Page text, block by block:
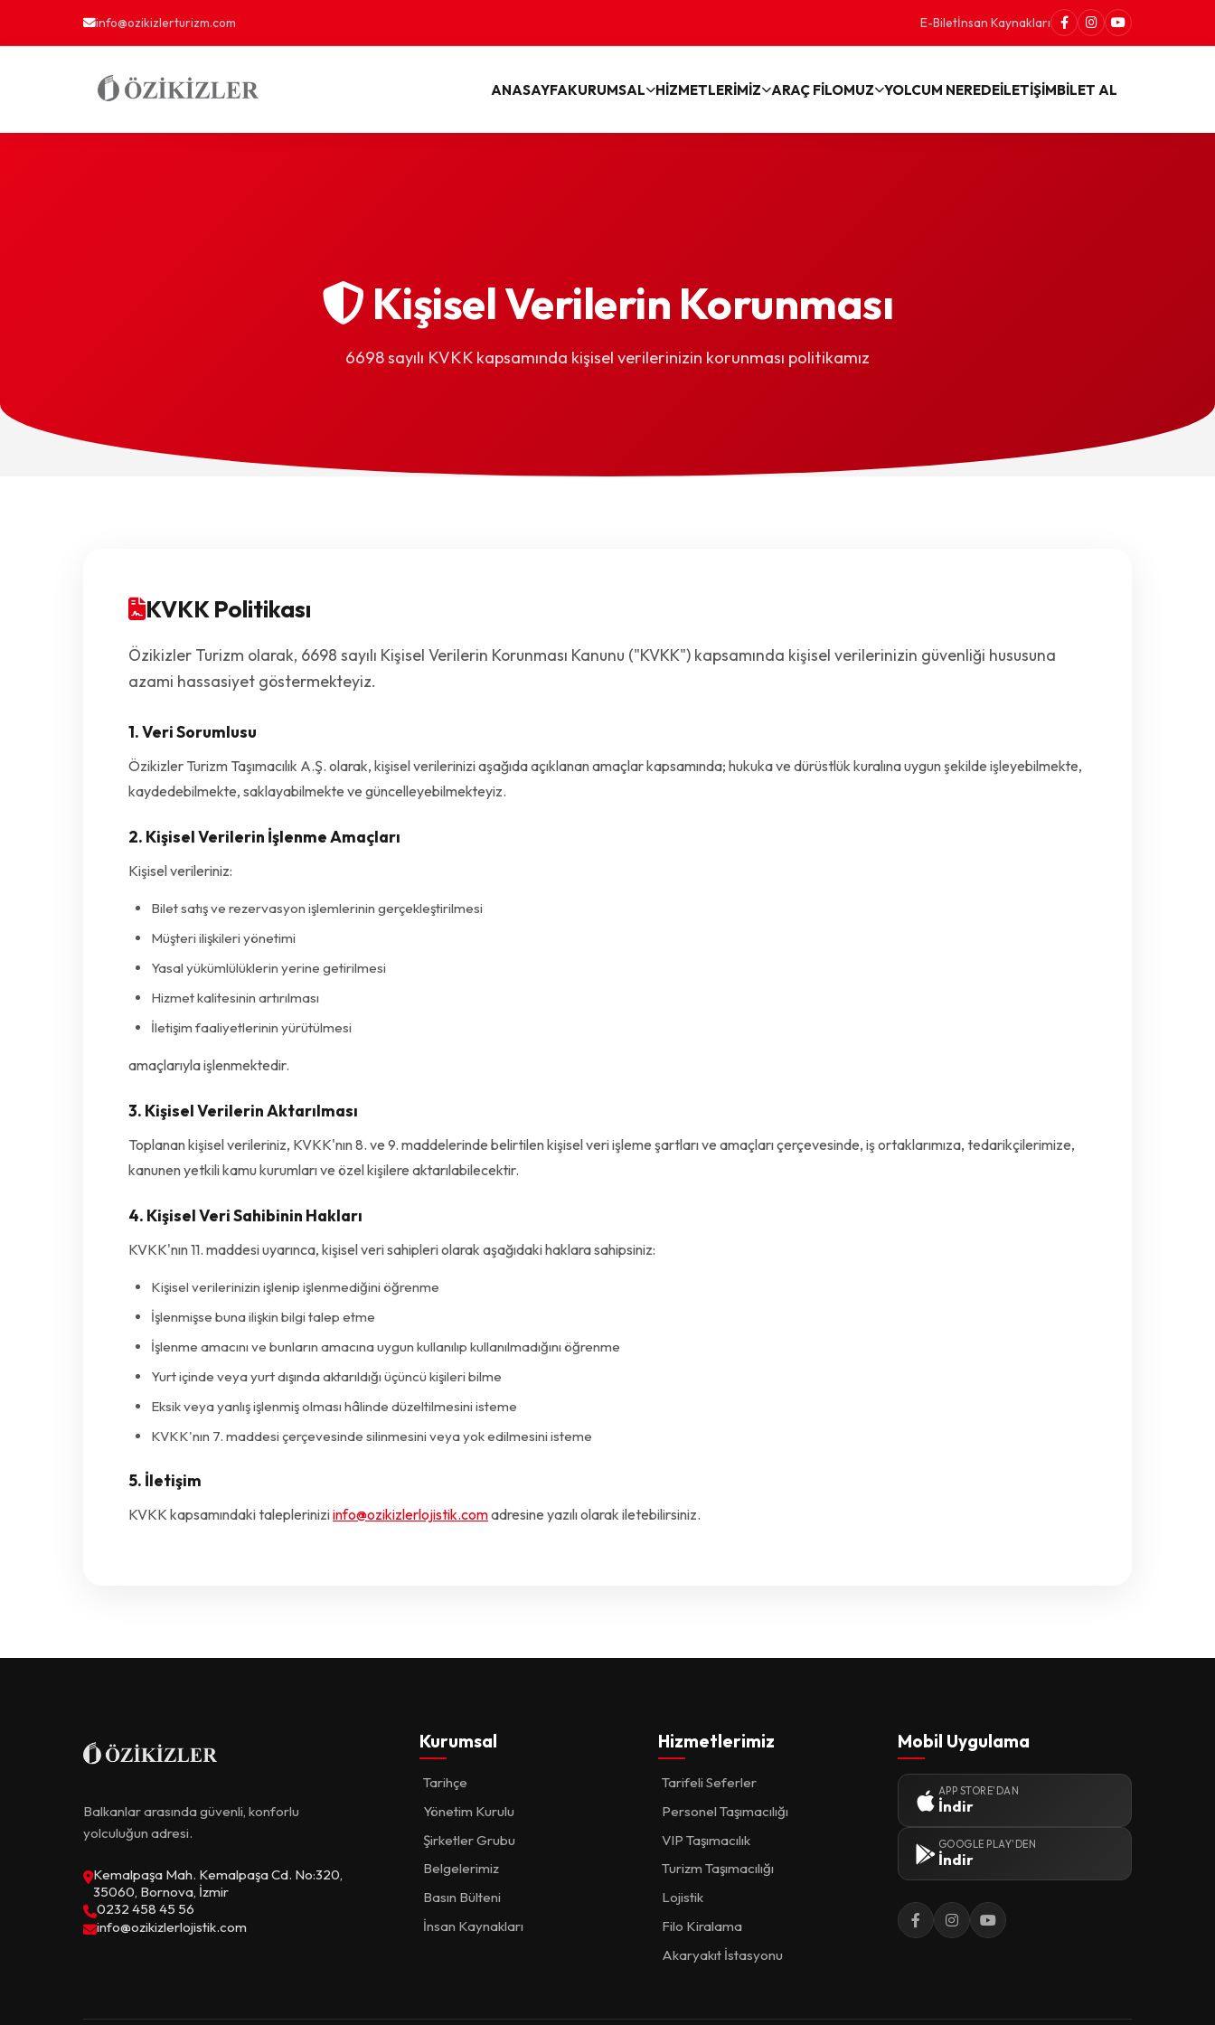
info@ozikizlerturizm.com E-Biletİnsan Kaynakları
ANASAYFAKURUMSAL HİZMETLERİMİZ ARAÇ FİLOMUZ YOLCUM NEREDEİLETİŞİMBİLET AL
Kişisel Verilerin Korunması
6698 sayılı KVKK kapsamında kişisel verilerinizin korunması politikamız
KVKK Politikası
Özikizler Turizm olarak, 6698 sayılı Kişisel Verilerin Korunması Kanunu ("KVKK") kapsamında kişisel verilerinizin güvenliği hususuna
azami hassasiyet göstermekteyiz.
1. Veri Sorumlusu
Özikizler Turizm Taşımacılık A.Ş. olarak, kişisel verilerinizi aşağıda açıklanan amaçlar kapsamında; hukuka ve dürüstlük kuralına uygun şekilde işleyebilmekte,
kaydedebilmekte, saklayabilmekte ve güncelleyebilmekteyiz.
2. Kişisel Verilerin İşlenme Amaçları
Kişisel verileriniz:
Bilet satış ve rezervasyon işlemlerinin gerçekleştirilmesi
Müşteri ilişkileri yönetimi
Yasal yükümlülüklerin yerine getirilmesi
Hizmet kalitesinin artırılması
İletişim faaliyetlerinin yürütülmesi
amaçlarıyla işlenmektedir.
3. Kişisel Verilerin Aktarılması
Toplanan kişisel verileriniz, KVKK'nın 8. ve 9. maddelerinde belirtilen kişisel veri işleme şartları ve amaçları çerçevesinde, iş ortaklarımıza, tedarikçilerimize,
kanunen yetkili kamu kurumları ve özel kişilere aktarılabilecektir.
4. Kişisel Veri Sahibinin Hakları
KVKK'nın 11. maddesi uyarınca, kişisel veri sahipleri olarak aşağıdaki haklara sahipsiniz:
Kişisel verilerinizin işlenip işlenmediğini öğrenme
İşlenmişse buna ilişkin bilgi talep etme
İşlenme amacını ve bunların amacına uygun kullanılıp kullanılmadığını öğrenme
Yurt içinde veya yurt dışında aktarıldığı üçüncü kişileri bilme
Eksik veya yanlış işlenmiş olması hâlinde düzeltilmesini isteme
KVKK'nın 7. maddesi çerçevesinde silinmesini veya yok edilmesini isteme
5. İletişim
KVKK kapsamındaki talepleriniziinfo@ozikizlerlojistik.comadresine yazılı olarak iletebilirsiniz.
Balkanlar arasında güvenli, konforlu
yolculuğun adresi.
Kemalpaşa Mah. Kemalpaşa Cd. No:320,
35060, Bornova, İzmir
0232 458 45 56
info@ozikizlerlojistik.com
Kurumsal
Tarihçe
Yönetim Kurulu
Şirketler Grubu
Belgelerimiz
Basın Bülteni
İnsan Kaynakları
Hizmetlerimiz
Tarifeli Seferler
Personel Taşımacılığı
VIP Taşımacılık
Turizm Taşımacılığı
Lojistik
Filo Kiralama
Akaryakıt İstasyonu
Mobil Uygulama
APP STORE'DAN
İndir
GOOGLE PLAY'DEN
İndir